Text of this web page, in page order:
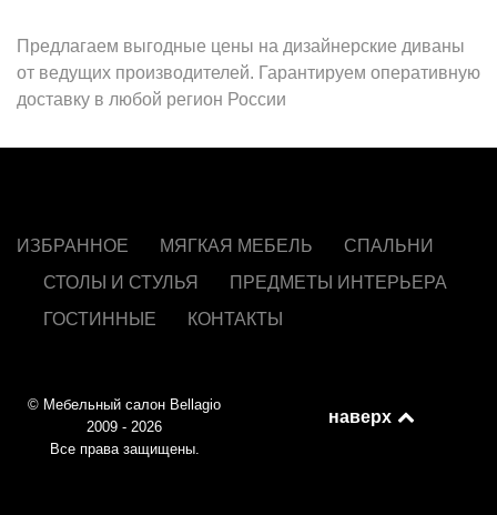
Предлагаем выгодные цены на дизайнерские диваны
от ведущих производителей. Гарантируем оперативную
доставку в любой регион России
ИЗБРАННОЕ МЯГКАЯ МЕБЕЛЬ
СПАЛЬНИ
СТОЛЫ И СТУЛЬЯ
ПРЕДМЕТЫ ИНТЕРЬЕРА
ГОСТИННЫЕ
КОНТАКТЫ
© Мебельный салон Bellagio
2009 - 2026
Все права защищены.
наверх